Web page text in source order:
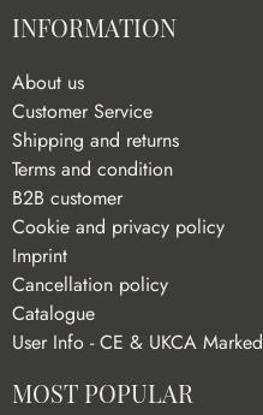
INFORMATION
About us
Customer Service
Shipping and returns
Terms and condition
B2B customer
Cookie and privacy policy
Imprint
Cancellation policy
Catalogue
User Info - CE & UKCA Marked
MOST POPULAR